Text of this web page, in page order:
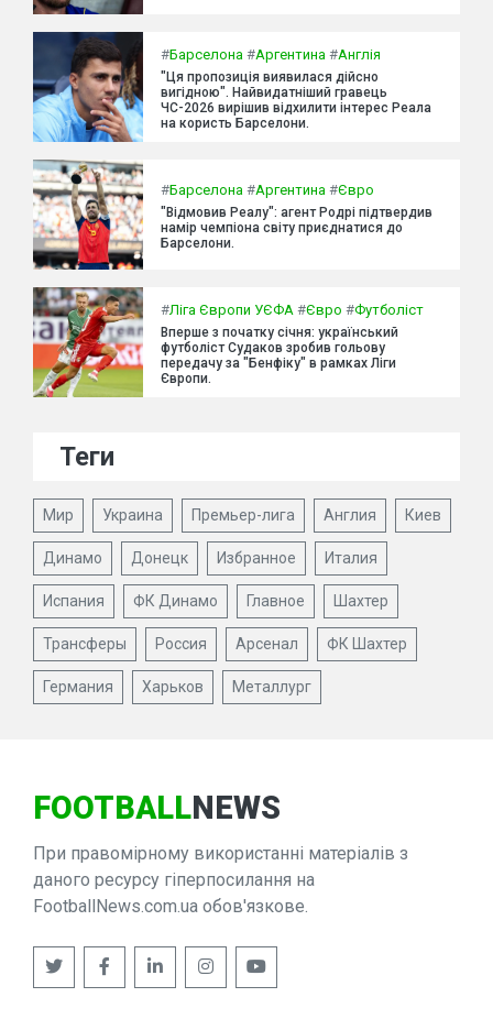
#Барселона #Аргентина #Англія
"Ця пропозиція виявилася дійсно
вигідною". Найвидатніший гравець
ЧС-2026 вирішив відхилити інтерес Реала
на користь Барселони.
#Барселона #Аргентина #Євро
"Відмовив Реалу": агент Родрі підтвердив
намір чемпіона світу приєднатися до
Барселони.
#Ліга Європи УЄФА #Євро #Футболіст
Вперше з початку січня: український
футболіст Судаков зробив гольову
передачу за "Бенфіку" в рамках Ліги
Європи.
Теги
Мир Украина Премьер-лига Англия Киев
Динамо Донецк Избранное Италия
Испания ФК Динамо Главное Шахтер
Трансферы Россия Арсенал ФК Шахтер
Германия Харьков Металлург
FOOTBALLNEWS
При правомірному використанні матеріалів з
даного ресурсу гіперпосилання на
FootballNews.com.ua обов'язкове.